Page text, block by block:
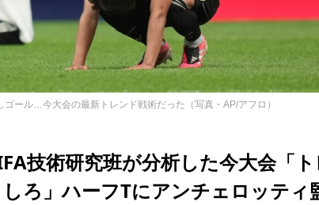
ール…今大会の最新トレンド戦術だった（写真・AP/アフロ）
技術研究班が分析した今大会「
ろ」ハーフTにアンチェロッティ